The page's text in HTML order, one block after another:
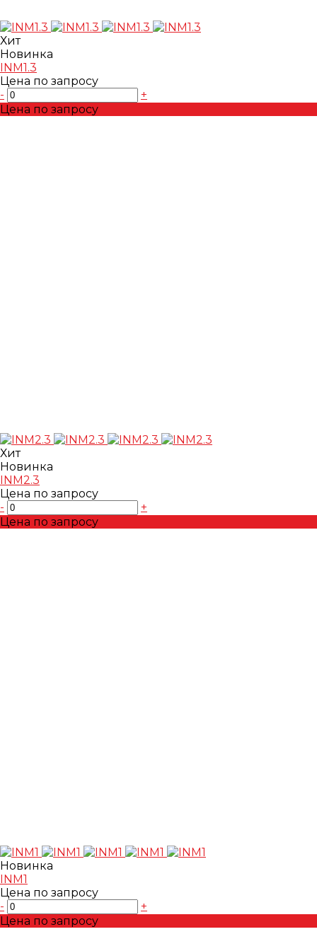
Хит
Новинка
INM1.3
Цена по запросу
-
+
Цена по запросу
Хит
Новинка
INM2.3
Цена по запросу
-
+
Цена по запросу
Новинка
INM1
Цена по запросу
-
+
Цена по запросу